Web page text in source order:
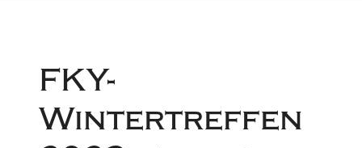
FKY-
Wintertreffen